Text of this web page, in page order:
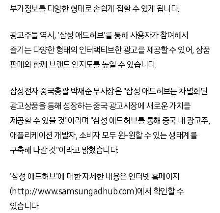
부가정보를 다양한 형태로 손쉽게 접할 수 있게 됩니다.
광고주들 역시, '삼성 애드허브'를 통해 사용자가 참여해서
즐기는 다양한 형태의 인터랙티브한 광고를 제공할 수 있어, 상품
판매와 함께 브랜드 인지도를 높일 수 있습니다.
삼성전자 중국총괄 박재순 부사장은 "삼성 애드허브는 차별화된
광고상품을 통해 성장하는 중국 광고시장에 새로운 가치를
제공할 수 있을 것"이라며 "삼성 애드허브를 통해 중국 내 광고주,
애플리케이션 개발자, 소비자 모두 윈-윈할 수 있는 생태계를
구축해 나갈 것"이라고 밝혔습니다.
'삼성 애드허브'에 대한 자세한 내용은 인터넷 홈페이지
(http://www.samsungadhub.com)에서 확인할 수
있습니다.